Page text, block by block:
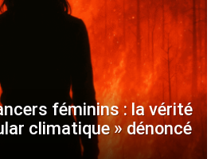
féminins : la vérité
climatique » dénoncé